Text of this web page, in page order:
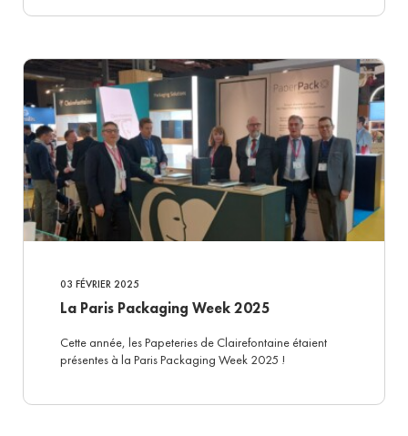
03 FÉVRIER 2025
La Paris Packaging Week 2025
Cette année, les Papeteries de Clairefontaine étaient
présentes à la Paris Packaging Week 2025 !